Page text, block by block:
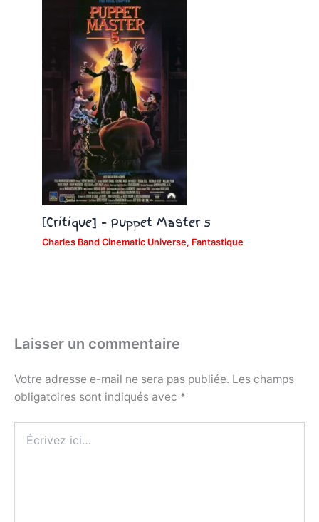
[Critique] – Puppet Master 5
Charles Band Cinematic Universe, Fantastique
Laisser un commentaire
Votre adresse e-mail ne sera pas publiée. Les champs
obligatoires sont indiqués avec *
ici…